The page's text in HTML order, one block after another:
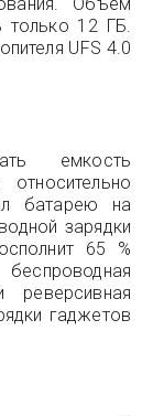
только 12 ГБ.
UFS 4.0
емкость
батарею на
зарядки
65 %
гаджетов